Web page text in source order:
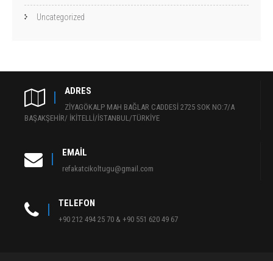
Uncategorized
ADRES
ZİYAGÖKALP MAH BAĞLAR CADDESİ 2725 SOK NO:7/A
BAŞAKŞEHİR/ İKİTELLİ/İSTANBUL/TÜRKİYE
EMAIL
refakatcikoltugu@gmail.com
TELEFON
+90 212 494 25 70 & +90 551 620 49 67